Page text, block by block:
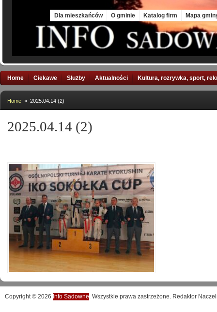
Dla mieszkańców O gminie Katalog firm Mapa
Home Ciekawe Służby Aktualności Kultura, rozrywka, sport,
Home » 2025.04.14 (2)
2025.04.14 (2)
Copyright © 2026 Info Sadowne. Wszystkie prawa zastrzeżone. Redaktor